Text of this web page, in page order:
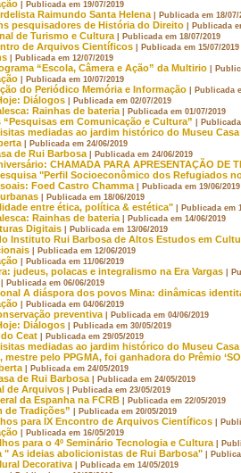
| Publicada em 19/07/2019
Raimundo Santa Helena | Publicada em 18/07/
pesquisadores de História do Direito | Publicada
de Turismo e Cultura | Publicada em 18/07/2019
de Arquivos Científicos | Publicada em 15/07/2019
| Publicada em 12/07/2019
“Escola, Câmera e Ação” da Multirio |
| Publicada em 10/07/2019
do Periódico Memória e Informação | Publicada
Diálogos | Publicada em 02/07/2019
Rainhas de bateria | Publicada em 01/07/2019
em Comunicação e Cultura” |
mediadas ao jardim histórico do Museu
| Publicada em 24/06/2019
de Rui Barbosa | Publicada em 24/06/2019
CHAMADA PARA APRESENTAÇÃO DE
"Perfil Socioeconômico dos Refugiados
Foed Castro Chamma | Publicada em 19/06/2019
| Publicada em 18/06/2019
entre ética, política & estética" | Publicada em
Rainhas de bateria | Publicada em 14/06/2019
Digitais | Publicada em 13/06/2019
Instituto Rui Barbosa de Altos Estudos em
| Publicada em 12/06/2019
| Publicada em 11/06/2019
judeus, polacas e integralismo na Era Vargas |
| Publicada em 06/06/2019
A diáspora dos povos Mina: dinâmicas
| Publicada em 04/06/2019
preventiva | Publicada em 04/06/2019
Diálogos | Publicada em 30/05/2019
Ceat | Publicada em 29/05/2019
mediadas ao jardim histórico do Museu
pelo PPGMA, foi ganhadora do Prêmio
| Publicada em 24/05/2019
de Rui Barbosa | Publicada em 24/05/2019
de Arquivos | Publicada em 23/05/2019
da Espanha na FCRB | Publicada em 22/05/2019
de Tradições” | Publicada em 20/05/2019
para IX Encontro de Arquivos Científicos |
| Publicada em 16/05/2019
para o 4º Seminário Tecnologia e Cultura |
" As ideias abolicionistas de Rui Barbosa" |
Decorativa | Publicada em 14/05/2019